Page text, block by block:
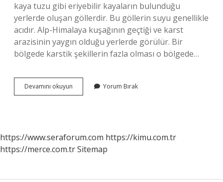
kaya tuzu gibi eriyebilir kayaların bulunduğu
yerlerde oluşan göllerdir. Bu göllerin suyu genellikle
acıdır. Alp-Himalaya kuşağının geçtiği ve karst
arazisinin yaygın olduğu yerlerde görülür. Bir
bölgede karstik şekillerin fazla olması o bölgede…
Devamını okuyun
Şekillerin
Grubu
Vardır
Yorum Bırak
https://www.seraforum.com https://kimu.com.tr
https://merce.com.trSitemap